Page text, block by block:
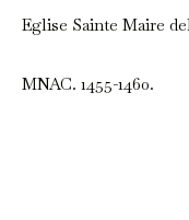
Eglise Sainte Maire
MNAC. 1455-1460.